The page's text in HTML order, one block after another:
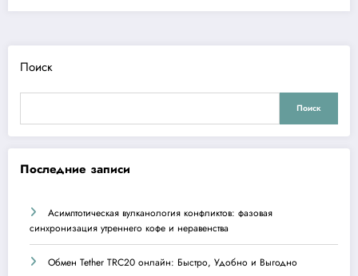
Поиск
Поиск
Последние записи
Асимптотическая вулканология конфликтов: фазовая
синхронизация утреннего кофе и неравенства
Обмен Tether TRC20 онлайн: Быстро, Удобно и Выгодно